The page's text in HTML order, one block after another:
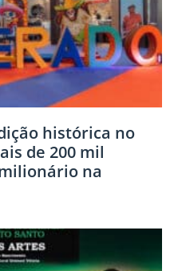
histórica no
de 200 mil
na